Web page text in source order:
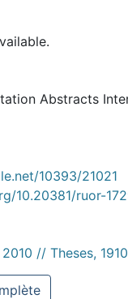
Abstracts
10393/21021
10.20381/ruor-
// Theses,